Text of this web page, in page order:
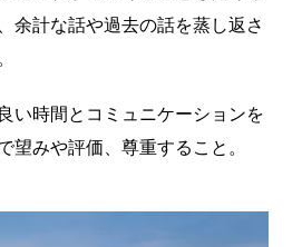
余計な話や過去の話を蒸し返さ
い時間とコミュニケーションを
望みや評価、尊重すること。